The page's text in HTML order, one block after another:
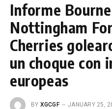
Informe
Nottingham
Cherries
un choque con
europeas
BY XGCGF JANUARY 25,